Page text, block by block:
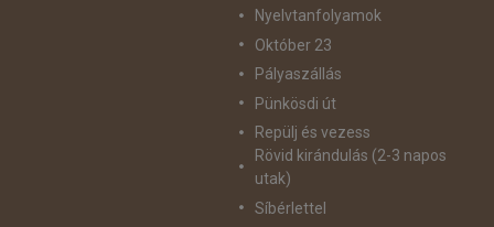
Nyelvtanfolyamok
Október 23
Pályaszállás
Pünkösdi út
Repülj és vezess
Rövid kirándulás (2-3 napos
utak)
Síbérlettel